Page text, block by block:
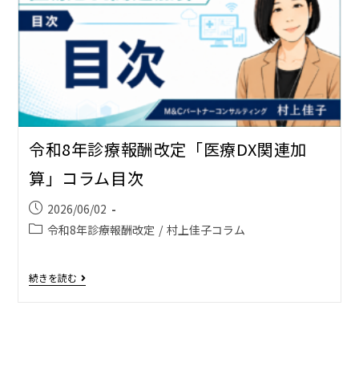
令和8年診療報酬改定「医療DX関連加
算」コラム目次
2026/06/02
令和8年診療報酬改定 / 村上佳子コラム
続きを読む